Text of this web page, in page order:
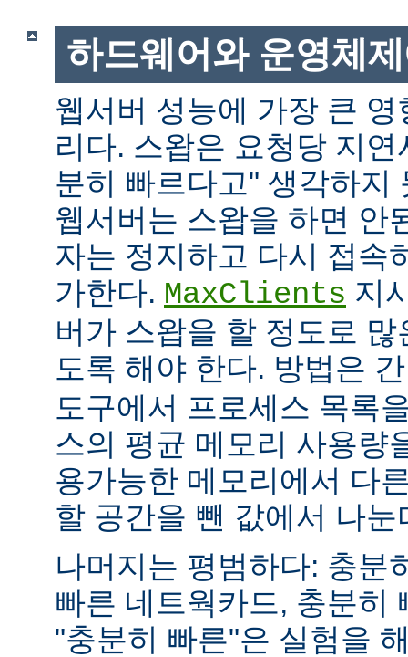
하드웨어와 운영체
웹서버 성능에 가장 큰
리다. 스왑은 요청당 지
분히 빠르다고" 생각하지
웹서버는 스왑을 하면 안
자는 정지하고 다시 접속
가한다. MaxClients 지
버가 스왑을 할 정도로
도록 해야 한다. 방법은
도구에서 프로세스 목록
스의 평균 메모리 사용량
용가능한 메모리에서 다
할 공간을 뺀 값에서 나눈
나머지는 평범하다: 충분
빠른 네트웍카드, 충분히
"충분히 빠른"은 실험을